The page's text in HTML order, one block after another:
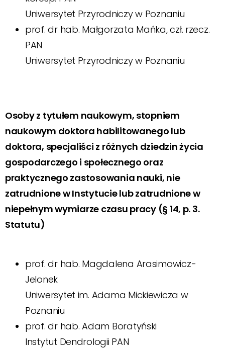
Uniwersytet Przyrodniczy w Poznaniu
prof. dr hab. Małgorzata Mańka, czł. rzecz.
PAN
Uniwersytet Przyrodniczy w Poznaniu
Osoby z tytułem naukowym, stopniem
naukowym doktora habilitowanego lub
doktora, specjaliści z różnych dziedzin życia
gospodarczego i społecznego oraz
praktycznego zastosowania nauki, nie
zatrudnione w Instytucie lub zatrudnione w
niepełnym wymiarze czasu pracy (§ 14, p. 3.
Statutu)
prof. dr hab. Magdalena Arasimowicz-
Jelonek
Uniwersytet im. Adama Mickiewicza w
Poznaniu
prof. dr hab. Adam Boratyński
Instytut Dendrologii PAN